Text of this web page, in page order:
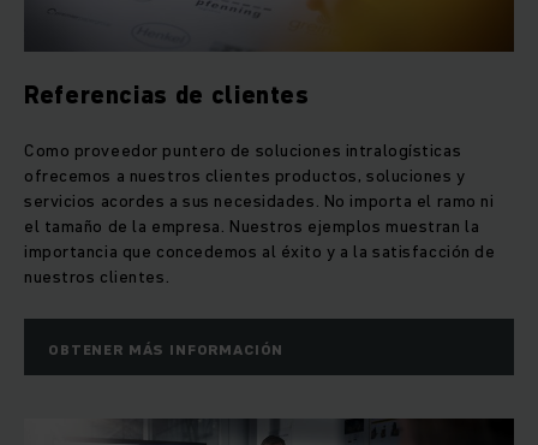
Referencias de clientes
Como proveedor puntero de soluciones intralogísticas
ofrecemos a nuestros clientes productos, soluciones y
servicios acordes a sus necesidades. No importa el ramo ni
el tamaño de la empresa. Nuestros ejemplos muestran la
importancia que concedemos al éxito y a la satisfacción de
nuestros clientes.
OBTENER MÁS INFORMACIÓN